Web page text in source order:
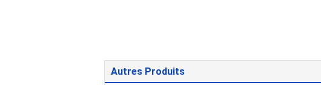
Autres Produits